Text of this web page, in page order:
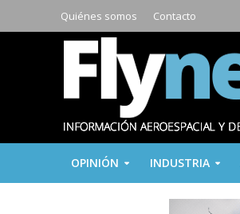
Quiénes somos Contacto
OPINIÓN INDUSTRIA